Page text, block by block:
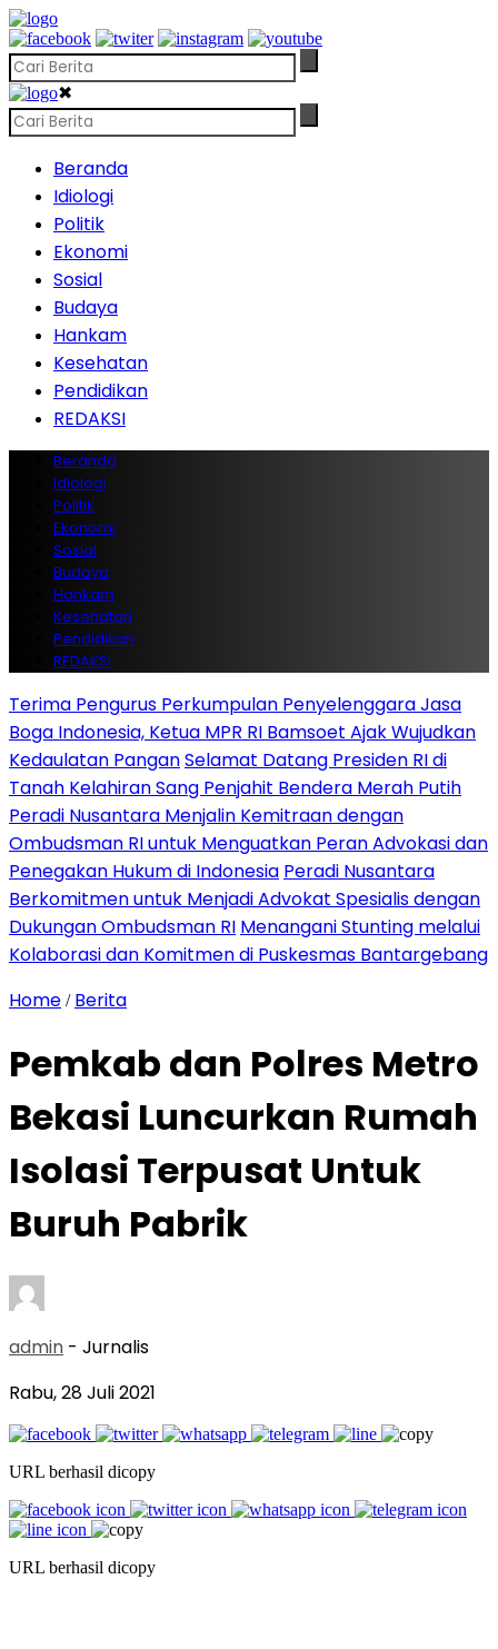
✖
Beranda
Idiologi
Politik
Ekonomi
Sosial
Budaya
Hankam
Kesehatan
Pendidikan
REDAKSI
Beranda
Idiologi
Politik
Ekonomi
Sosial
Budaya
Hankam
Kesehatan
Pendidikan
REDAKSI
Terima Pengurus Perkumpulan Penyelenggara Jasa
Boga Indonesia, Ketua MPR RI Bamsoet Ajak Wujudkan
Kedaulatan PanganSelamat Datang Presiden RI di
Tanah Kelahiran Sang Penjahit Bendera Merah Putih
Peradi Nusantara Menjalin Kemitraan dengan
Ombudsman RI untuk Menguatkan Peran Advokasi dan
Penegakan Hukum di Indonesia Peradi Nusantara
Berkomitmen untuk Menjadi Advokat Spesialis dengan
Dukungan Ombudsman RI Menangani Stunting melalui
Kolaborasi dan Komitmen di Puskesmas Bantargebang
Home / Berita
Pemkab dan Polres Metro
Bekasi Luncurkan Rumah
Isolasi Terpusat Untuk
Buruh Pabrik
admin - Jurnalis
Rabu, 28 Juli 2021
URL berhasil dicopy
URL berhasil dicopy